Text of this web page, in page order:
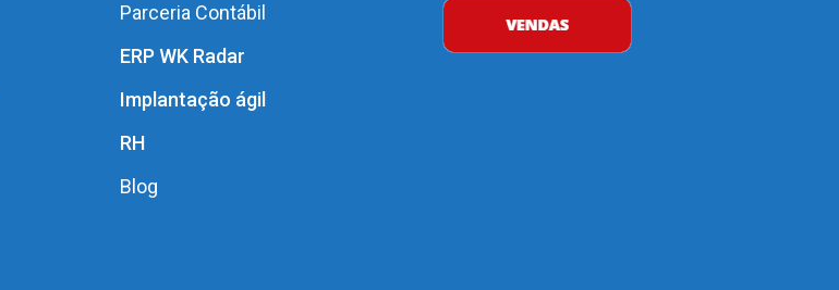
Parceria Contábil
ERP WK Radar
Implantação ágil
RH
Blog